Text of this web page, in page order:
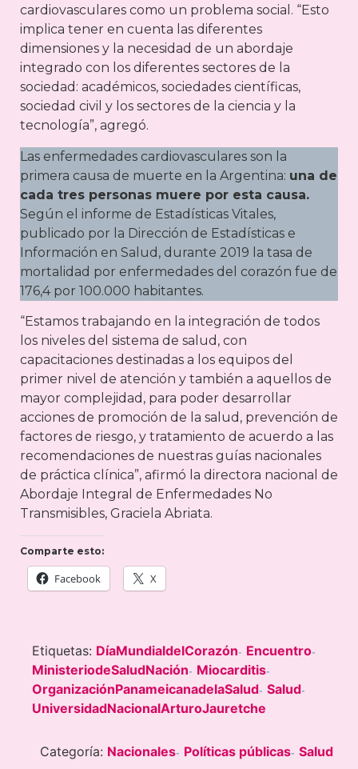
cardiovasculares como un problema social. “Esto
implica tener en cuenta las diferentes
dimensiones y la necesidad de un abordaje
integrado con los diferentes sectores de la
sociedad: académicos, sociedades científicas,
sociedad civil y los sectores de la ciencia y la
tecnología”, agregó.
Las enfermedades cardiovasculares son la
primera causa de muerte en la Argentina: una de
cada tres personas muere por esta causa.
Según el informe de Estadísticas Vitales,
publicado por la Dirección de Estadísticas e
Información en Salud, durante 2019 la tasa de
mortalidad por enfermedades del corazón fue de
176,4 por 100.000 habitantes.
“Estamos trabajando en la integración de todos
los niveles del sistema de salud, con
capacitaciones destinadas a los equipos del
primer nivel de atención y también a aquellos de
mayor complejidad, para poder desarrollar
acciones de promoción de la salud, prevención de
factores de riesgo, y tratamiento de acuerdo a las
recomendaciones de nuestras guías nacionales
de práctica clínica”, afirmó la directora nacional de
Abordaje Integral de Enfermedades No
Transmisibles, Graciela Abriata.
Comparte esto:
Facebook X
Etiquetas: DíaMundialdelCorazón- Encuentro-
MinisteriodeSaludNación- Miocarditis-
OrganizaciónPanameicanadelaSalud- Salud-
UniversidadNacionalArturoJauretche
Categoría: Nacionales- Políticas públicas- Salud